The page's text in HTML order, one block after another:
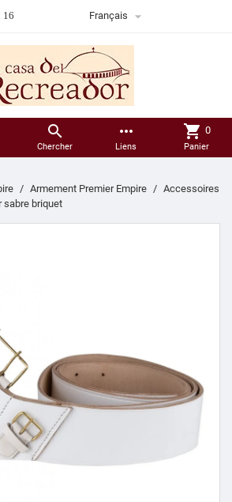
16 Français 

Chercher
more_horiz
Liens
shopping_cart 0
Panier
Armement Premier Empire
Accessoires
sabre briquet